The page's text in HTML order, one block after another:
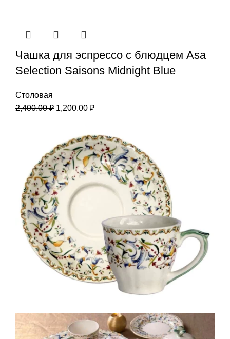
Чашка для эспрессо с блюдцем Asa
Selection Saisons Midnight Blue
Столовая
2,400.00₽ 1,200.00 ₽